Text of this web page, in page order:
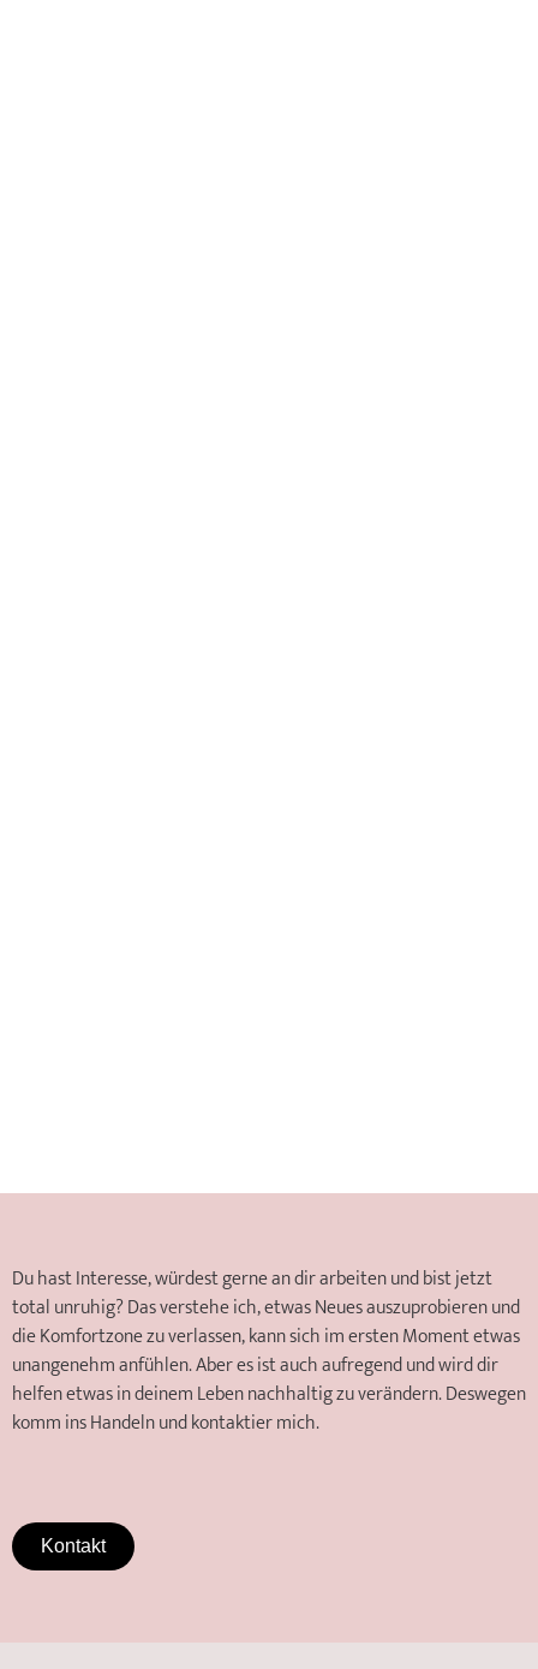
Du hast Interesse, würdest gerne an dir arbeiten und bist jetzt
total unruhig? Das verstehe ich, etwas Neues auszuprobieren und
die Komfortzone zu verlassen, kann sich im ersten Moment etwas
unangenehm anfühlen. Aber es ist auch aufregend und wird dir
helfen etwas in deinem Leben nachhaltig zu verändern. Deswegen
komm ins Handeln und kontaktier mich.
Kontakt